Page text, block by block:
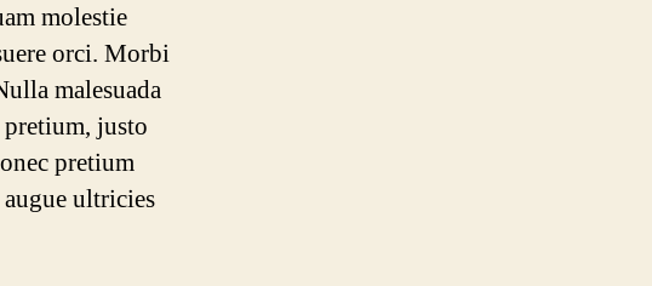
molestie
orci. Morbi
malesuada
justo
pretium
ultricies